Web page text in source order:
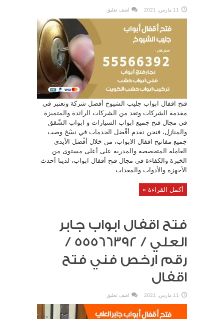
11 مارس، 2021 اضف تعليق
فتح اقفال ابواب جليب الشيوخ أفضل شركة وتعتبر في
مقدمة الشركات وتعد من الشركات الرائدة والمتميزة
في مجال فتح جَميع ابواب السيارات و ابواب الشّقق
والمنازل، فنحن نقدم أفْضل الخدمات في نسْخ وصب
جَميع مفاتيح اقفال الابواب، من خلال أفْضل الأيدي
العاملة المتخصصة والمدربة على أعلى مستوى من
الخبرة والكفاءة في مجال فتح أقفال ابواب، لدينا أحدث
الأجهزة والأدوات والمعدات ...
أكمل القراءة »
فتح اقفال ابواب جابر
العلي / 55566392 /
رقم ارخص فني فتح
اقفال
11 مارس، 2021 اضف تعليق